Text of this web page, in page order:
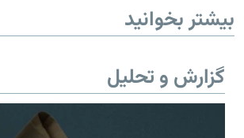
بیشتر بخوانید
گزارش و تحلیل